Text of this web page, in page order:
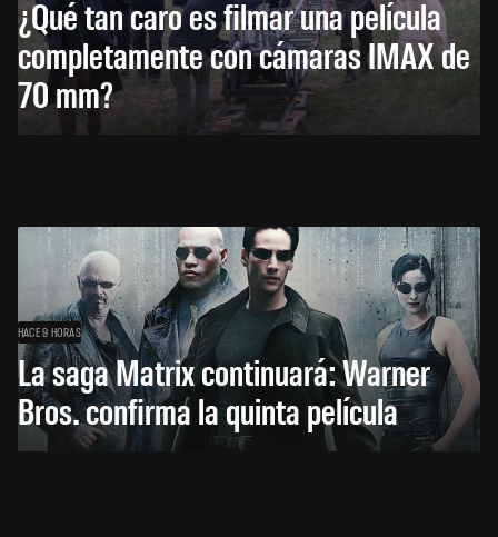
¿Qué tan caro es filmar una película
completamente con cámaras IMAX de
70 mm?
HACE 9 HORAS
La saga Matrix continuará: Warner
Bros. confirma la quinta película